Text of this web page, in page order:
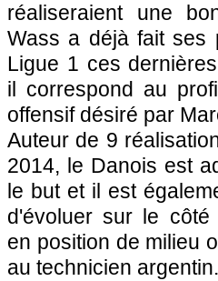
réaliseraient une
Wass a déjà fait ses
Ligue 1 ces
il correspond au
offensif désiré par
Auteur de 9
2014, le Danois est
le but et il est
d'évoluer sur le côté
en position de milieu
au technicien argentin.